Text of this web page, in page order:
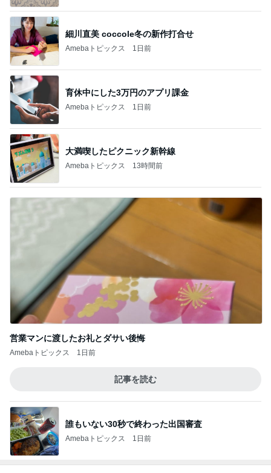
細川直美 coccole冬の新作打合せ
Amebaトピックス 1日前
育休中にした3万円のアプリ課金
Amebaトピックス 1日前
大満喫したピクニック新幹線
Amebaトピックス 13時間前
営業マンに渡したお礼とダサい後悔
Amebaトピックス 1日前
記事を読む
誰もいない30秒で終わった出国審査
Amebaトピックス 1日前